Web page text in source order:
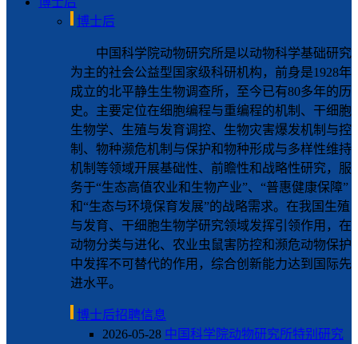
博士后
中国科学院动物研究所是以动物科学基础研究
为主的社会公益型国家级科研机构，前身是1928年
成立的北平静生生物调查所，至今已有80多年的历
史。主要定位在细胞编程与重编程的机制、干细胞
生物学、生殖与发育调控、生物灾害爆发机制与控
制、物种濒危机制与保护和物种形成与多样性维持
机制等领域开展基础性、前瞻性和战略性研究，服
务于“生态高值农业和生物产业”、“普惠健康保障”
和“生态与环境保育发展”的战略需求。在我国生殖
与发育、干细胞生物学研究领域发挥引领作用，在
动物分类与进化、农业虫鼠害防控和濒危动物保护
中发挥不可替代的作用，综合创新能力达到国际先
进水平。
博士后招聘信息
2026-05-28 中国科学院动物研究所特别研究